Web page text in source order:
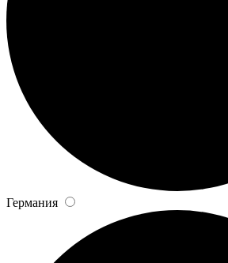
Германия